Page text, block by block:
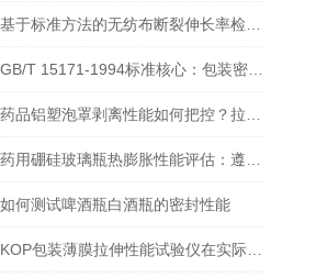
如何测试啤酒瓶白酒瓶的密封性能